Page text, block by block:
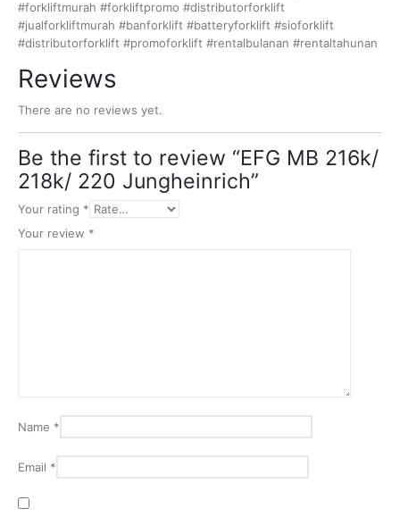
#forkliftmurah #forkliftpromo #distributorforklift
#jualforkliftmurah #banforklift #batteryforklift #sioforklift
#distributorforklift #promoforklift #rentalbulanan #rentaltahunan
Reviews
There are no reviews yet.
Be the first to review “EFG MB 216k/
218k/ 220 Jungheinrich”
Your rating *
Your review *
Name *
Email *